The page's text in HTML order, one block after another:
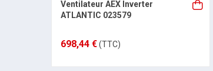
Ventilateur AEX Inverter
ATLANTIC 023579
698,44 €(TTC)